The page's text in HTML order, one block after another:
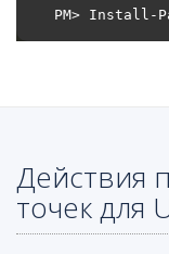
PM> Install-
Действия
точек для